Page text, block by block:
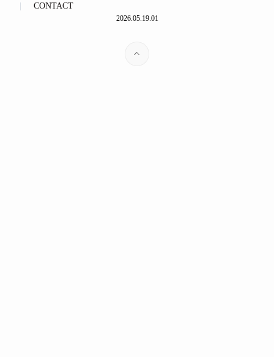
CONTACT
2026.05.19.01